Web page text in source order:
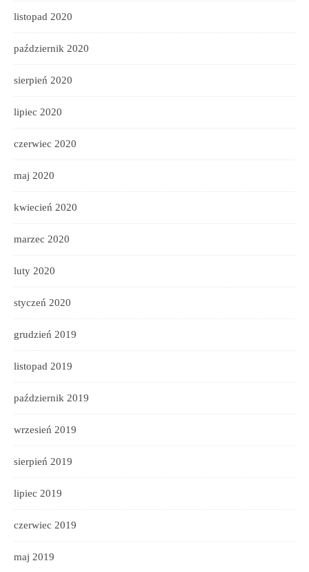
listopad 2020
październik 2020
sierpień 2020
lipiec 2020
czerwiec 2020
maj 2020
kwiecień 2020
marzec 2020
luty 2020
styczeń 2020
grudzień 2019
listopad 2019
październik 2019
wrzesień 2019
sierpień 2019
lipiec 2019
czerwiec 2019
maj 2019